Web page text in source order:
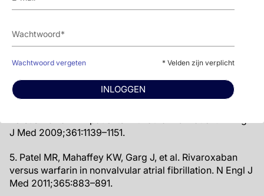
Wachtwoord vergeten * Velden zijn verplicht
INLOGGEN
N Engl J Med 2013;369:883–884.
thrombin generation. Arterioscler Thromb Vasc Biol
2002;22:1381–1389.
J Med 2009;361:1139–1151.
5. Patel MR, Mahaffey KW, Garg J, et al. Rivaroxaban
versus warfarin in nonvalvular atrial fibrillation. N Engl J
Med 2011;365:883–891.